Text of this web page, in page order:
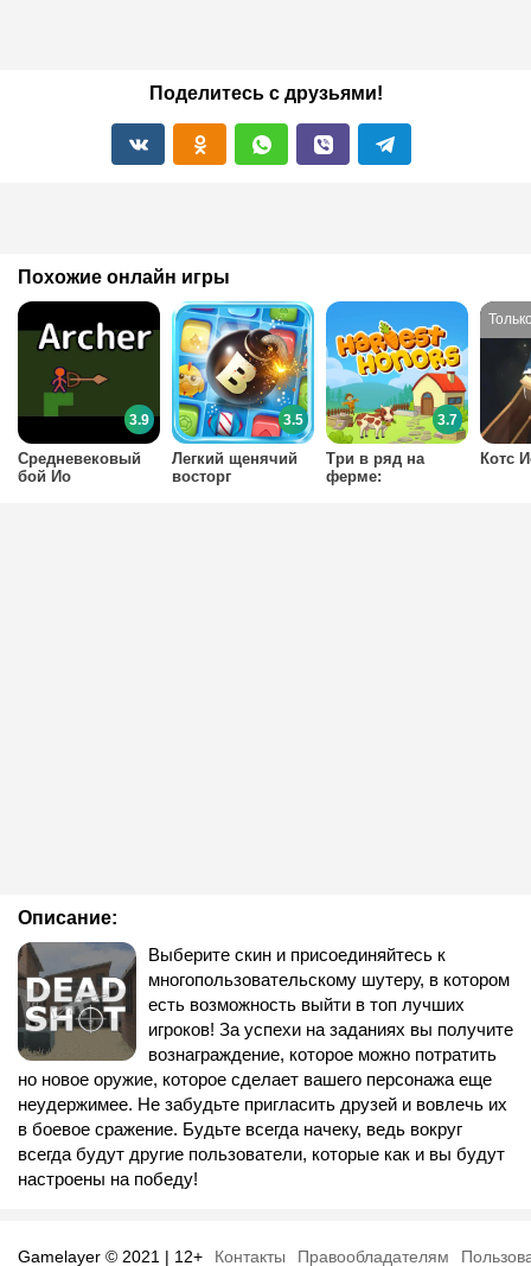
Поделитесь с друзьями!
Описание:
Выберите скин и присоединяйтесь к
многопользовательскому шутеру, в котором
есть возможность выйти в топ лучших
игроков! За успехи на заданиях вы получите
вознаграждение, которое можно потратить
но новое оружие, которое сделает вашего персонажа еще
неудержимее. Не забудьте пригласить друзей и вовлечь их
в боевое сражение. Будьте всегда начеку, ведь вокруг
всегда будут другие пользователи, которые как и вы будут
настроены на победу!
Похожие онлайн игры
Котс
Средневековый
бой Ио
3.9
Легкий щенячий
восторг
3.5
Три в ряд на
ферме:
3.7
Gamelayer © 2021 | 12+ Контакты Правообладателям